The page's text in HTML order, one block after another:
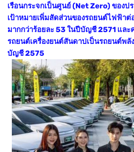
เรือนกระจกเป็นศูนย์ (Net Zero) ของป
เป้าหมายเพิ่มสัดส่วนของรถยนต์ไฟฟ้า
มากกว่าร้อยละ 53 ในปีบัญชี 2571 และ
รถยนต์เครื่องยนต์สันดาปเป็นรถยนต์พ
บัญชี 2575